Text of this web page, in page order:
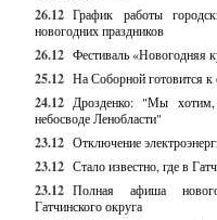
26.12 График работы
новогодних праздников
26.12 Фестиваль «Новогодняя
25.12 На Соборной готовится
24.12 Дрозденко: "Мы хотим,
небосводе Ленобласти"
23.12 Отключение
23.12 Стало известно, где в
23.12 Полная афиша
Гатчинского округа